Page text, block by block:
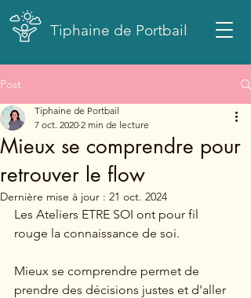
Tiphaine de Portbail
Post
Mieux se comprendre pour
retrouver le flow
Tiphaine de Portbail
7 oct. 2020 2 min de lecture
Dernière mise à jour : 21 oct. 2024
Les Ateliers ETRE SOI ont pour fil
rouge la connaissance de soi.
Mieux se comprendre permet de
prendre des décisions justes et d'aller